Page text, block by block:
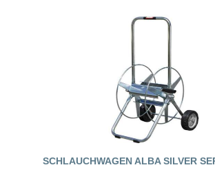
SCHLAUCHWAGEN ALBA SILVER